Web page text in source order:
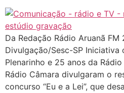
Da Redação Rádio Aruanã FM
Divulgação/Sesc-SP Iniciativa
Plenarinho e 25 anos da
Rádio Câmara divulgaram o
concurso “Eu e a Lei”, que